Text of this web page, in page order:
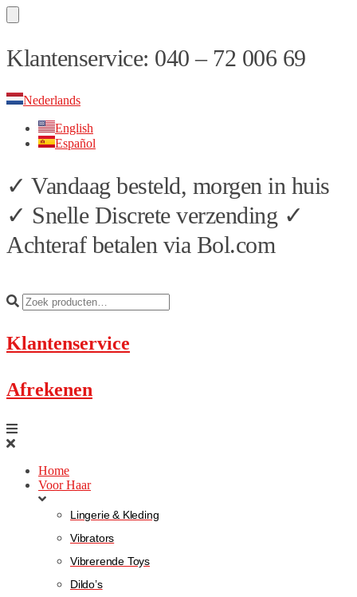
Skip
to
Skip
to
Klantenservice: 040 – 72 006 69
Nederlands
English
Español
✓ Vandaag besteld, morgen in huis
✓ Snelle Discrete verzending ✓
Achteraf betalen via Bol.com
Klantenservice
Afrekenen
Home
Voor Haar
Lingerie & Kleding
Vibrators
Vibrerende Toys
Dildo’s